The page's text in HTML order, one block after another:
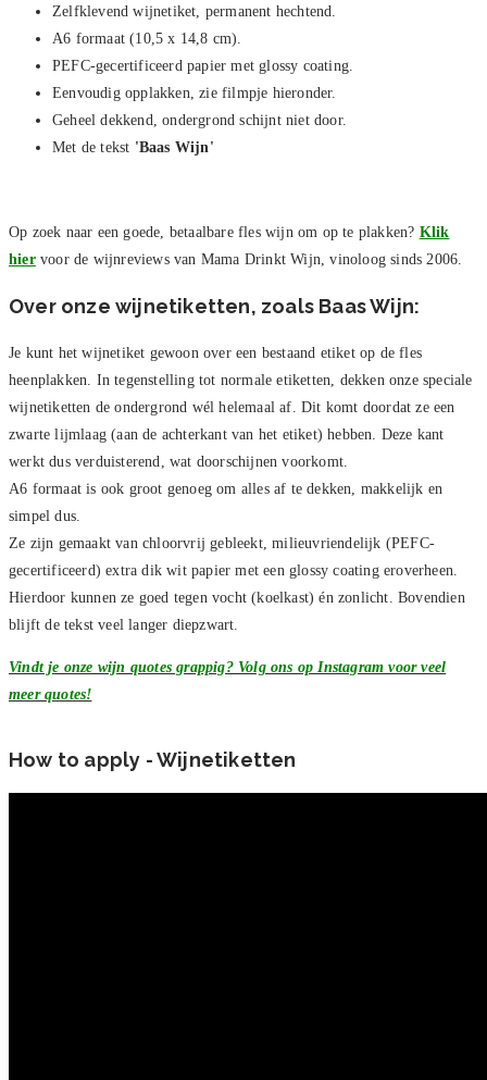
Zelfklevend wijnetiket, permanent hechtend.
A6 formaat (10,5 x 14,8 cm).
PEFC-gecertificeerd papier met glossy coating.
Eenvoudig opplakken, zie filmpje hieronder.
Geheel dekkend, ondergrond schijnt niet door.
Met de tekst 'Baas Wijn'
Op zoek naar een goede, betaalbare fles wijn om op te plakken? Klik
hiervoor de wijnreviews van Mama Drinkt Wijn, vinoloog sinds 2006.
Over onze wijnetiketten, zoals Baas Wijn:
Je kunt het wijnetiket gewoon over een bestaand etiket op de fles
heenplakken. In tegenstelling tot normale etiketten, dekken onze speciale
wijnetiketten de ondergrond wél helemaal af. Dit komt doordat ze een
zwarte lijmlaag (aan de achterkant van het etiket) hebben. Deze kant
werkt dus verduisterend, wat doorschijnen voorkomt.
A6 formaat is ook groot genoeg om alles af te dekken, makkelijk en
simpel dus.
Ze zijn gemaakt van chloorvrij gebleekt, milieuvriendelijk (PEFC-
gecertificeerd) extra dik wit papier met een glossy coating eroverheen.
Hierdoor kunnen ze goed tegen vocht (koelkast) én zonlicht. Bovendien
blijft de tekst veel langer diepzwart.
Vindt je onze wijn quotes grappig? Volg ons op Instagram voor veel
meer quotes!
How to apply - Wijnetiketten